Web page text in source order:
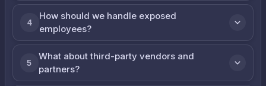
4
How should we handle exposed
employees?
5
What about third-party vendors and
partners?